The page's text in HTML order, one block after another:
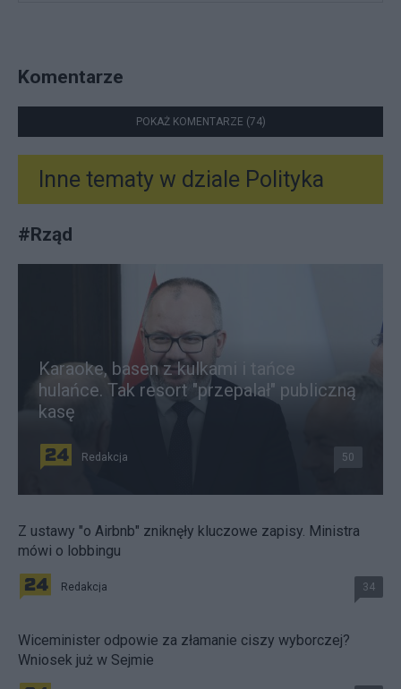
Komentarze
POKAŻ KOMENTARZE (74)
Inne tematy w dziale Polityka
#Rząd
Karaoke, basen z kulkami i tańce
hulańce. Tak resort "przepalał" publiczną
kasę
Redakcja 50
Z ustawy "o Airbnb" zniknęły kluczowe zapisy. Ministra
mówi o lobbingu
Redakcja 34
Wiceminister odpowie za złamanie ciszy wyborczej?
Wniosek już w Sejmie